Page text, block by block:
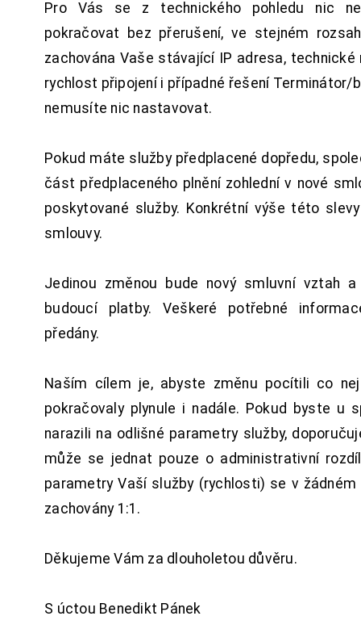
Pro Vás se z technického pohledu nic
pokračovat bez přerušení, ve stejném
zachována Vaše stávající IP adresa, technické
rychlost připojení i případné řešení Terminátor/
nemusíte nic nastavovat.
Pokud máte služby předplacené dopředu,
část předplaceného plnění zohlední v nové
poskytované služby. Konkrétní výše této
smlouvy.
Jedinou změnou bude nový smluvní vztah
budoucí platby. Veškeré potřebné
předány.
Naším cílem je, abyste změnu pocítili co
pokračovaly plynule i nadále. Pokud byste u
narazili na odlišné parametry služby,
může se jednat pouze o administrativní
parametry Vaší služby (rychlosti) se v
zachovány 1:1.
Děkujeme Vám za dlouholetou důvěru.
S úctou Benedikt Pánek